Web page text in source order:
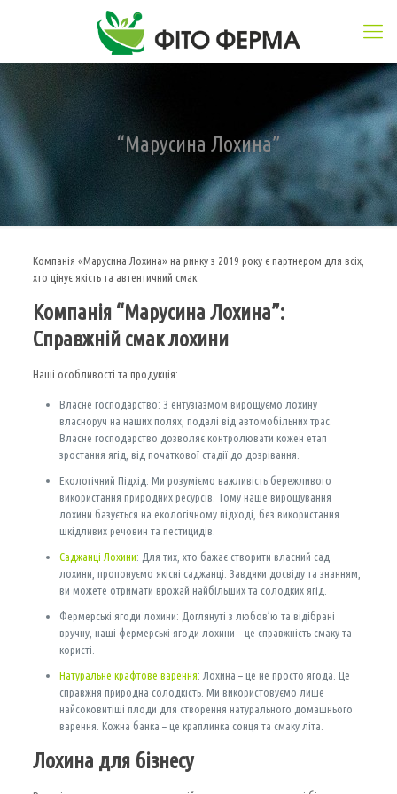
“Марусина Лохина”
Компанія «Марусина Лохина» на ринку з 2019 року є партнером для всіх,
хто цінує якість та автентичний смак.
Компанія “Марусина Лохина”:
Справжній смак лохини
Наші особливості та продукція:
Власне господарство: З ентузіазмом вирощуємо лохину
власноруч на наших полях, подалі від автомобільних трас.
Власне господарство дозволяє контролювати кожен етап
зростання ягід, від початкової стадії до дозрівання.
Екологічний Підхід: Ми розуміємо важливість бережливого
використання природних ресурсів. Тому наше вирощування
лохини базується на екологічному підході, без використання
шкідливих речовин та пестицидів.
Саджанці Лохини: Для тих, хто бажає створити власний сад
лохини, пропонуємо якісні саджанці. Завдяки досвіду та знанням,
ви можете отримати врожай найбільших та солодких ягід.
Фермерські ягоди лохини: Доглянуті з любов’ю та відібрані
вручну, наші фермерські ягоди лохини – це справжність смаку та
користі.
Натуральне крафтове варення: Лохина – це не просто ягода. Це
справжня природна солодкість. Ми використовуємо лише
найсоковитіші плоди для створення натурального домашнього
варення. Кожна банка – це краплинка сонця та смаку літа.
Лохина для бізнесу